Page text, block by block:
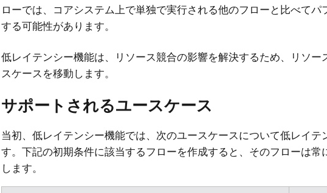
ローでは、コアシステム上で単独で実行される他のフローと比べて
する可能性があります。
低レイテンシー機能は、リソース競合の影響を解決するため、リソー
スケースを移動します。
サポートされるユースケース
当初、低レイテンシー機能では、次のユースケースについて低レイテ
す。下記の初期条件に該当するフローを作成すると、そのフローは常
します。